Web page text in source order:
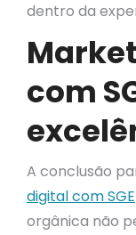
dentro da
com
A conclusão
digital com SGE
orgânica não